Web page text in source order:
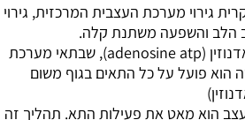
גירוי מערכת העצבית המרכזית, גירוי
הלב והשפעה משתנת קלה.
קפאין חוסם את קולטני האדנוזין (adenosine atp), שבתאי מערכת
הוא פועל על כל התאים בגוף משום
הוא מאט את פעילות התא. תהליך זה